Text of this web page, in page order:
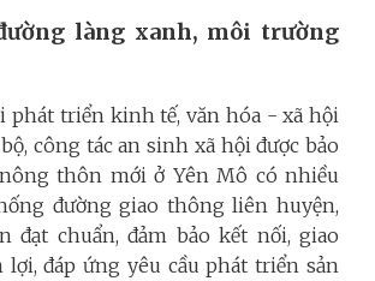
làng xanh, môi trường
phát triển kinh tế, văn hóa - xã hội
công tác an sinh xã hội được bảo
thôn mới ở Yên Mô có nhiều
đường giao thông liên huyện,
đạt chuẩn, đảm bảo kết nối, giao
đáp ứng yêu cầu phát triển sản